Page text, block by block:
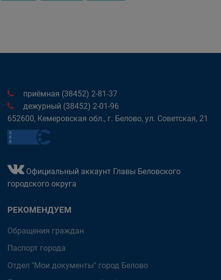
приёмная (38452) 2-81-37
дежурный (38452) 2-01-96
652600, Кемеровская обл., г. Белово, ул. Советская, 21
Официальный аккаунт Главы Беловского
городского округа
РЕКОМЕНДУЕМ
Обращения граждан
Паспорт города
Отдел "Мои документы" город Белово